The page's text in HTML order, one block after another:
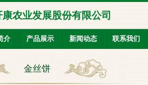
农业发展股份有限公司
介 产品展示 新闻动态 联系我们
金丝饼